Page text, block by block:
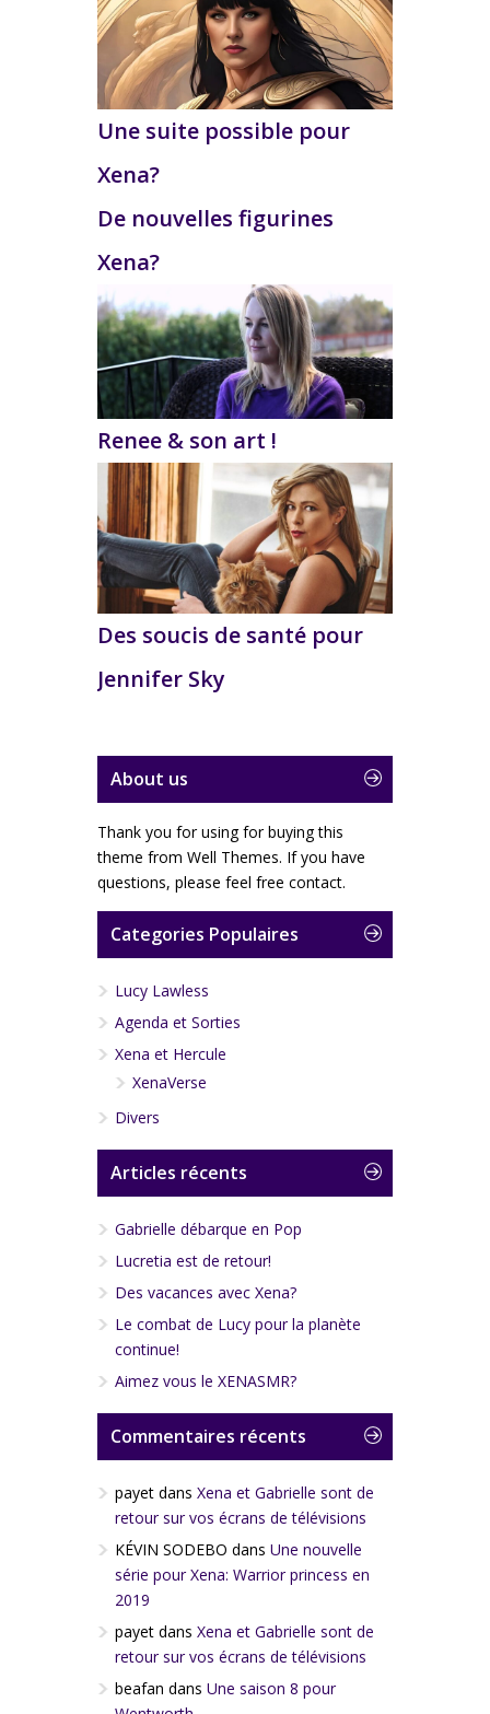
Une suite possible pour
Xena?
De nouvelles figurines
Xena?
Renee & son art !
Des soucis de santé pour
Jennifer Sky
About us
Thank you for using for buying this
theme from Well Themes. If you have
questions, please feel free contact.
Categories Populaires
Lucy Lawless
Agenda et Sorties
Xena et Hercule
XenaVerse
Divers
Articles récents
Gabrielle débarque en Pop
Lucretia est de retour!
Des vacances avec Xena?
Le combat de Lucy pour la planète
continue!
Aimez vous le XENASMR?
Commentaires récents
payet dans Xena et Gabrielle sont de
retour sur vos écrans de télévisions
KÉVIN SODEBO dans Une nouvelle
série pour Xena: Warrior princess en
2019
payet dans Xena et Gabrielle sont de
retour sur vos écrans de télévisions
beafan dans Une saison 8 pour